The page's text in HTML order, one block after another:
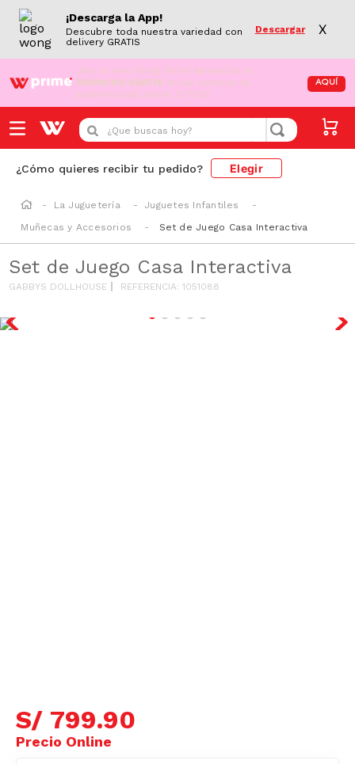
¡Descarga la App!
Descubre toda nuestra variedad con
delivery GRATIS
Descargar X
¡Aún no eres Wong Prime! Aprovecha el
DESPACHO GRATIS en tus compras de
supermercado desde S/79.90
AQUÍ
¿Que buscas hoy?
¿Cómo quieres recibir tu pedido? Elegir
La Juguetería
Juguetes Infantiles
Muñecas y Accesorios
Set de Juego Casa Interactiva
Set de Juego Casa Interactiva
GABBYS DOLLHOUSE REFERENCIA:1051088
S/ 799.90